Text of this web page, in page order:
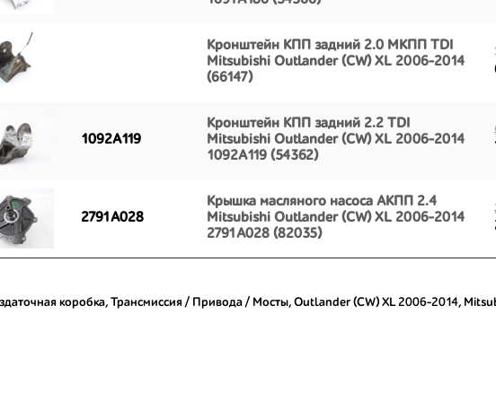
Кронштейн КПП задний 2.0 МКПП TDI
Mitsubishi Outlander (CW) XL 2006-2014
(66147)
1092A119
Кронштейн КПП задний 2.2 TDI
Mitsubishi Outlander (CW) XL 2006-2014
1092A119 (54362)
2791A028
Крышка масляного насоса АКПП 2.4
Mitsubishi Outlander (CW) XL 2006-2014
2791A028 (82035)
коробка, Трансмиссия / Привода / Мосты, Outlander (CW) XL 2006-2014,